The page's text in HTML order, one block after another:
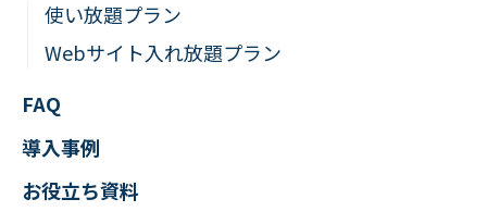
使い放題プラン
Webサイト入れ放題プラン
FAQ
導入事例
お役立ち資料